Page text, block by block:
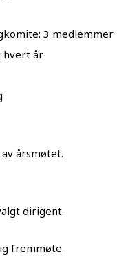
3 medlemmer
hvert år
årsmøtet.
dirigent.
fremmøte.